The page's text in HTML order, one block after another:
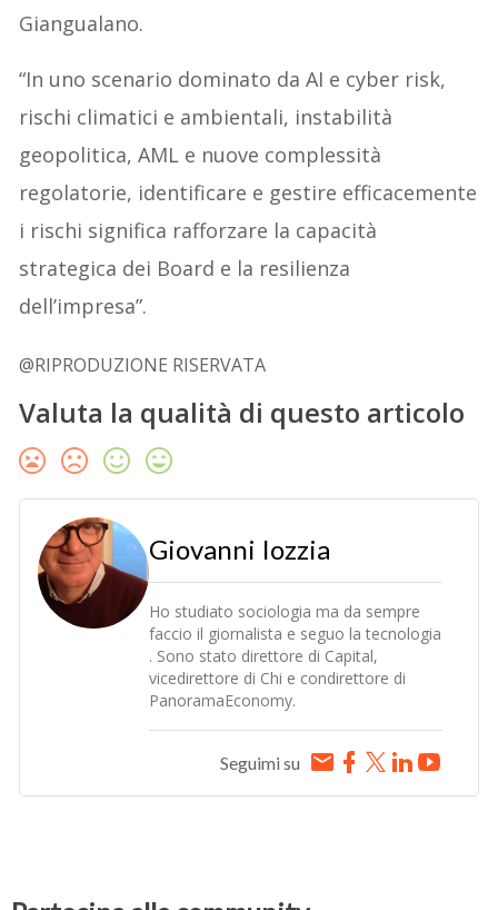
Giangualano.
“In uno scenario dominato da AI e cyber risk,
rischi climatici e ambientali, instabilità
geopolitica, AML e nuove complessità
regolatorie, identificare e gestire efficacemente
i rischi significa rafforzare la capacità
strategica dei Board e la resilienza
dell’impresa”.
@RIPRODUZIONE RISERVATA
Valuta la qualità di questo articolo
Giovanni Iozzia
Ho studiato sociologia ma da sempre
faccio il giornalista e seguo la tecnologia
. Sono stato direttore di Capital,
vicedirettore di Chi e condirettore di
PanoramaEconomy.
Seguimi su